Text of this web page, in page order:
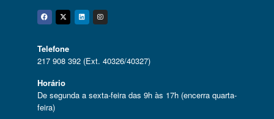
Facebook
Twitter
Linkedin
Instagram
Telefone
217 908 392 (Ext. 40326/40327)
Horário
De segunda a sexta-feira das 9h às 17h (encerra quarta-
feira)